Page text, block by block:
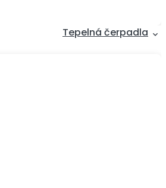
Tepelná čerpadla